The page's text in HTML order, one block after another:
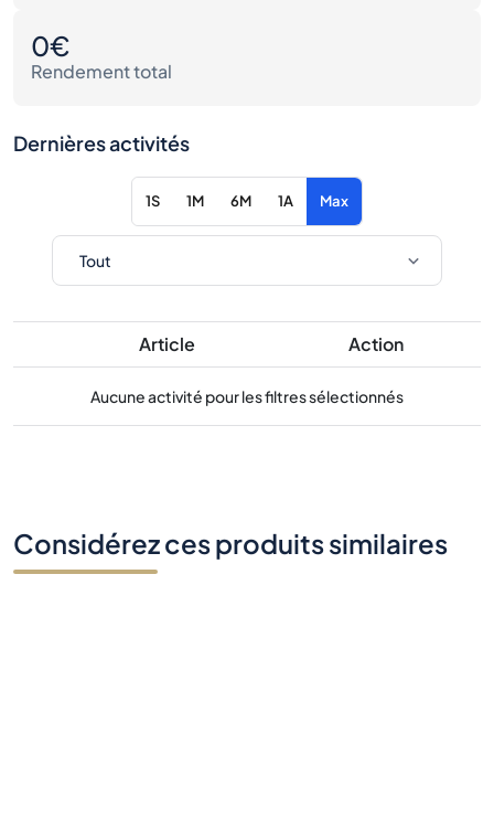
0€
Rendement total
Dernières activités
1S 1M 6M 1A Max
Article Action
Aucune activité pour les filtres sélectionnés
Considérez ces produits similaires